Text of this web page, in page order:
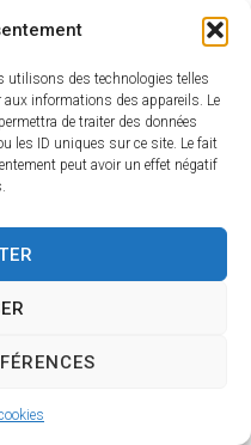
utilisons des technologies telles
aux informations des appareils. Le
de traiter des données
les ID uniques sur ce site. Le fait
peut avoir un effet négatif
de 13h30 à 17h
du siteConfidentialité